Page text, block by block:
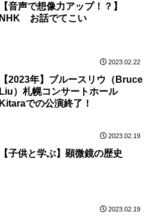
【音声で想像力アップ！？】
NHK お話でてこい
2023.02.22
【2023年】ブルースリウ（Bruce
Liu）札幌コンサートホール
Kitaraでの公演終了！
2023.02.19
【子供と学ぶ】顕微鏡の歴史
2023.02.19